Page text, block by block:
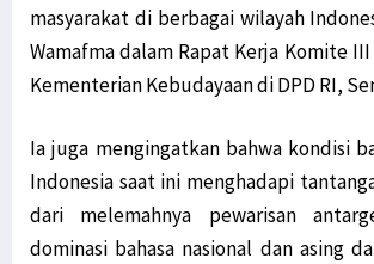
masyarakat di berbagai wilayah
Wamafma dalam Rapat Kerja Komite III
Kementerian Kebudayaan di DPD RI,
Ia juga mengingatkan bahwa kondisi
Indonesia saat ini menghadapi
dari melemahnya pewarisan
dominasi bahasa nasional dan asing